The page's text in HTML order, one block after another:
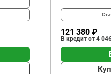
121 380 ₽
В кредит от 4